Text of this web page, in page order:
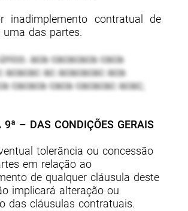
inadimplemento contratual de
uma das partes.
aca cacacaca caca
acacac ac acacacac aca
cacaca caca cacacac acac;
9ª – DAS CONDIÇÕES GERAIS
tolerância ou concessão
em relação ao
de qualquer cláusula deste
implicará alteração ou
das cláusulas contratuais.